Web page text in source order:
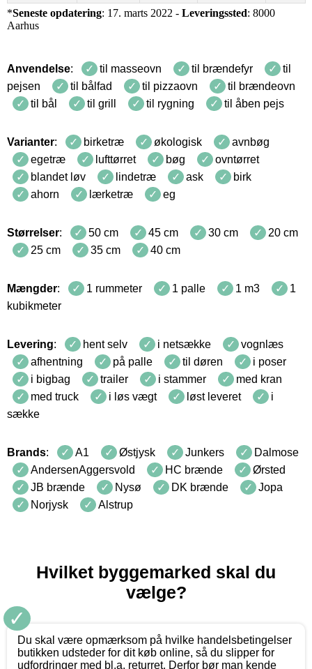
*Seneste opdatering: 17. marts 2022 - Leveringssted: 8000
Aarhus
Anvendelse: til masseovn til brændefyr
til
pejsen
til bålfad til pizzaovn
til brændeovn
til bål
til grill til rygning til åben pejs
Varianter: birketræ økologisk
avnbøg
egetræ
lufttørret bøg
ovntørret
blandet løv
lindetræ ask
birk
ahorn
lærketræ eg
Størrelser: 50 cm 45 cm 30 cm
20 cm
25 cm
35 cm 40 cm
Mængder: 1 rummeter 1 palle 1 m3
1
kubikmeter
Levering: hent selv i netsække
vognlæs
afhentning
på palle til døren
i poser
i bigbag
trailer i stammer
med kran
med truck
i løs vægt løst leveret
i
sække
Brands: A1 Østjysk Junkers
Dalmose
AndersenAggersvold
HC brænde
Ørsted
JB brænde
Nysø DK brænde
Jopa
Norjysk
Alstrup
Hvilket byggemarked skal du
vælge?
✓
Du skal være opmærksom på hvilke handelsbetingelser
butikken udsteder for dit køb online, så du slipper for
udfordringer med bl.a. returret. Derfor bør man kende